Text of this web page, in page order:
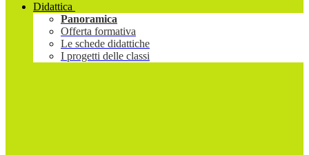
Didattica
Panoramica
Offerta formativa
Le schede didattiche
I progetti delle classi